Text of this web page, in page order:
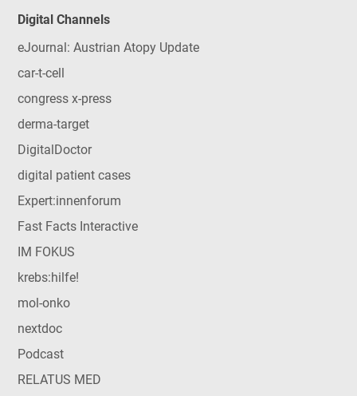
Digital Channels
eJournal: Austrian Atopy Update
car-t-cell
congress x-press
derma-target
DigitalDoctor
digital patient cases
Expert:innenforum
Fast Facts Interactive
IM FOKUS
krebs:hilfe!
mol-onko
nextdoc
Podcast
RELATUS MED